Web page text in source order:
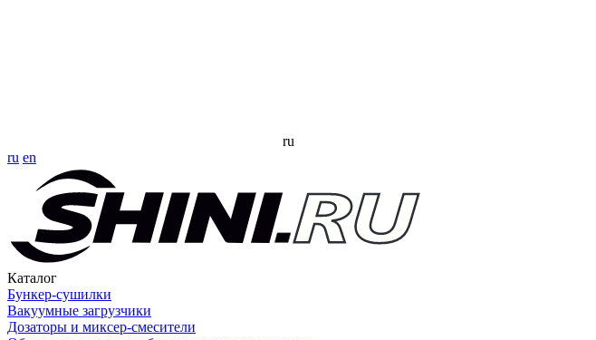
ru
ru en
Каталог
Бункер-сушилки
Вакуумные загрузчики
Дозаторы и миксер-смесители